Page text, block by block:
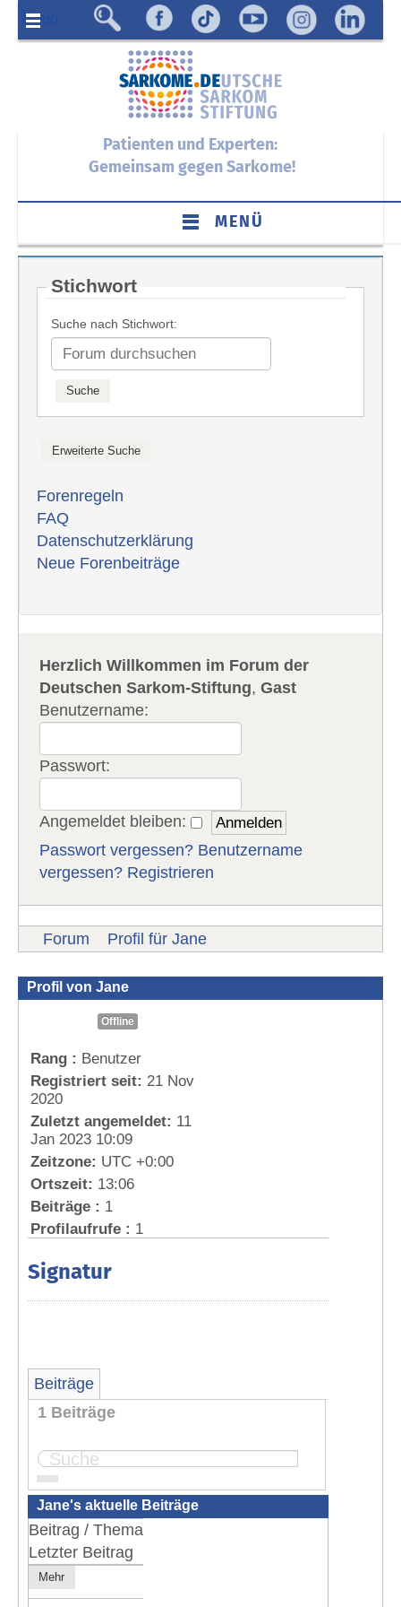
Menü
Patienten und Experten:
Gemeinsam gegen Sarkome!
MENÜ
Stichwort
Suche nach Stichwort:
Forenregeln
FAQ
Datenschutzerklärung
Neue Forenbeiträge
Herzlich Willkommen im Forum der
Deutschen Sarkom-Stiftung,Gast
Benutzername:
Passwort:
Angemeldet bleiben:
Passwort vergessen? Benutzername
vergessen? Registrieren
Forum Profil für Jane
Profil von Jane
Offline
Rang : Benutzer
Registriert seit: 21 Nov
2020
Zuletzt angemeldet: 11
Jan 2023 10:09
Zeitzone: UTC +0:00
Ortszeit: 13:06
Beiträge : 1
Profilaufrufe : 1
Signatur
Beiträge
1 Beiträge
Jane's aktuelle Beiträge
Beitrag / Thema
Letzter Beitrag
Mehr